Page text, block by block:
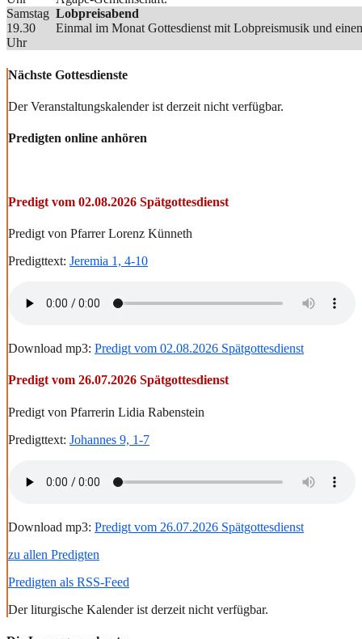
Samstag
19.30
Uhr
Lobpreisabend
Einmal im Monat Gottesdienst mit Lobpreismusik und
Nächste Gottesdienste
Der Veranstaltungskalender ist derzeit nicht verfügbar.
Predigten online anhören
Predigt vom 02.08.2026 Spätgottesdienst
Predigt von Pfarrer Lorenz Künneth
Predigttext: Jeremia 1, 4-10
Download mp3: Predigt vom 02.08.2026 Spätgottesdienst
Predigt vom 26.07.2026 Spätgottesdienst
Predigt von Pfarrerin Lidia Rabenstein
Predigttext: Johannes 9, 1-7
Download mp3: Predigt vom 26.07.2026 Spätgottesdienst
zu allen Predigten
Predigten als RSS-Feed
Der liturgische Kalender ist derzeit nicht verfügbar.